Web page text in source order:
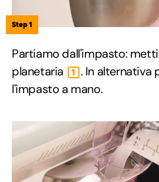
Step 1
Partiamo dall'impasto: metti
planetaria
1
. In alternativa
l'impasto a mano.